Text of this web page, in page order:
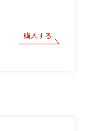
購入する